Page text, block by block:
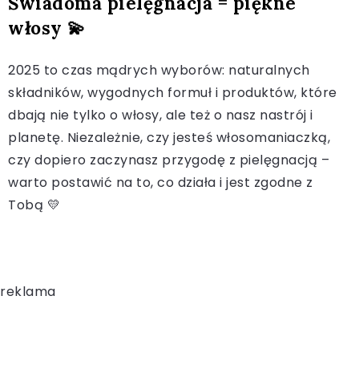
włosy 💫
2025 to czas mądrych wyborów: naturalnych
składników, wygodnych formuł i produktów, które
dbają nie tylko o włosy, ale też o nasz nastrój i
planetę. Niezależnie, czy jesteś włosomaniaczką,
czy dopiero zaczynasz przygodę z pielęgnacją –
warto postawić na to, co działa i jest zgodne z
Tobą 💛
reklama